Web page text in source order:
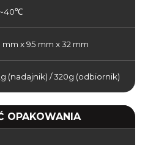
mm x 95 mm x 32 mm
(nadajnik) / 320g (odbiornik)
OPAKOWANIA